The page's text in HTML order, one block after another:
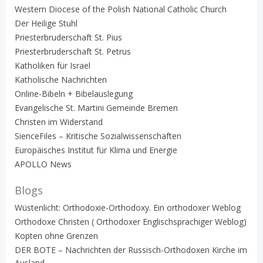
Western Diocese of the Polish National Catholic Church
Der Heilige Stuhl
Priesterbruderschaft St. Pius
Priesterbruderschaft St. Petrus
Katholiken für Israel
Katholische Nachrichten
Online-Bibeln + Bibelauslegung
Evangelische St. Martini Gemeinde Bremen
Christen im Widerstand
SienceFiles – Kritische Sozialwissenschaften
Europäisches Institut für Klima und Energie
APOLLO News
Blogs
Wüstenlicht: Orthodoxie-Orthodoxy. Ein orthodoxer Weblog
Orthodoxe Christen ( Orthodoxer Englischsprachiger Weblog)
Kopten ohne Grenzen
DER BOTE – Nachrichten der Russisch-Orthodoxen Kirche im